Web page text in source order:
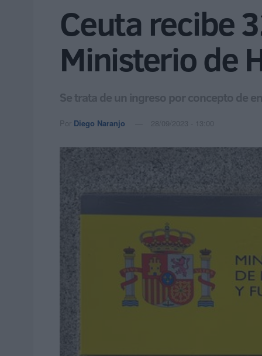
Ceuta recibe
Ministerio de
Se trata de un ingreso por concepto de
Por Diego Naranjo 28/09/2023 - 13:00